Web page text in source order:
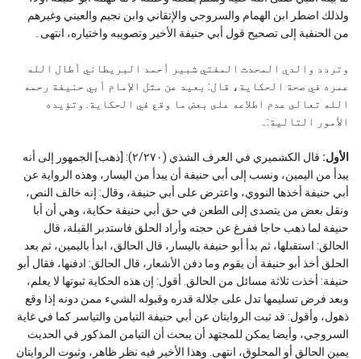
ولذلك اضطر ابن الهمام والسروجي والإتقاني وابن نجيم والعيني وغيرهم
من الحنفية إلى تصحيح قول أبي حنيفة الأخير وتصويبه واختياره، انتهى۔
وتردد والدي المحدث المفتي شبير أحمد البريطاني أطال الله
عمره في صحة الحكاية، قال: بعيد عن مثل الإمام أبي حنيفة رحمه
الله تعالى عدم اطلاعه على بعض ما وقع في الحكاية. وتؤيده
الأمور التالية:۔
الأول:
قال الكشميري في العرف الشذي (٢/٢٧٠): [ذهب] الجمهور إلى أنه
يبدأ من اليمين، ونسب إلى أبي حنيفة أن يبدأ من اليسار، وهذه الرواية عن
أبي حنيفة أخذها النووي، واعترض على أبي حنيفة، وقال: إنه خالف النص،
ونقل بعض من يتصدى إلى الطعن في حق أبي حنيفة حكاية، وهي أن أبا
حنيفة لما ذهب حاجا ففرغ عن حجته وأراد الحلق فاستدبر القبلة، قال
الحالق: استقبلها، ثم بدأ أبو حنيفة باليسار، قال الحالق، ابدأ باليمين، ثم بعد
الحلق أخذ أبو حنيفة أن يقوم وما دفن الأشعار، قال الحالق: ادفنها، فقال أبو
حنيفة: أخذت ثلاثة مسائل من الحالق. أقول: إن هذه الحكاية ثبوتها لا يعلم،
وبعد فرض تسليمها تدل على جلالة قدره وقبوله الشيء ممن دونه إذا وقع
ذهول، وأقول: قد ثبت الروايتان عن أبي حنيفة التيامن والتياسر كما في غاية
السروجي، وأيضا يمكن للمجتهد أن يبحث أن التيامن المذكور في الحديث
يمين الحالق أو المحلوق، انتهى. وهذا الأخير فيه نظر ظاهر، وثبوت الروايتان